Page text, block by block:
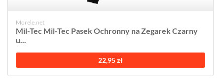
Morele.net
Mil-Tec Mil-Tec Pasek Ochronny na Zegarek Czarny
u...
22,95 zł